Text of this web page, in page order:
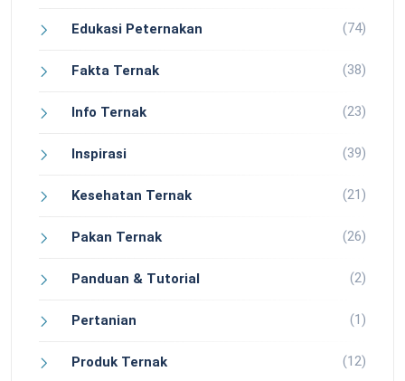
Edukasi Peternakan (74)
Fakta Ternak (38)
Info Ternak (23)
Inspirasi (39)
Kesehatan Ternak (21)
Pakan Ternak (26)
Panduan & Tutorial (2)
Pertanian (1)
Produk Ternak (12)